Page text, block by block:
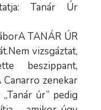
Tanár Úr
TANÁR ÚR
vizsgáztat,
beszippant,
zenekar
úr” pedig